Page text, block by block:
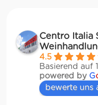
Centro Italia
4.5
Basierend auf
powered by G
bewerte uns